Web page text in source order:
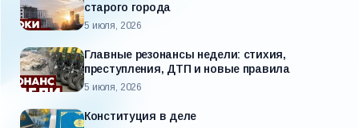
старого города
5 июля, 2026
Главные резонансы недели: стихия,
преступления, ДТП и новые правила
5 июля, 2026
Конституция в деле